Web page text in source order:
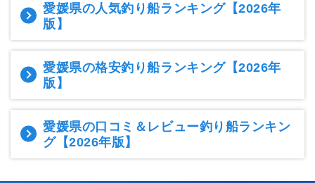
愛媛県の人気釣り船ランキング【2026年
版】
愛媛県の格安釣り船ランキング【2026年
版】
愛媛県の口コミ＆レビュー釣り船ランキン
グ【2026年版】